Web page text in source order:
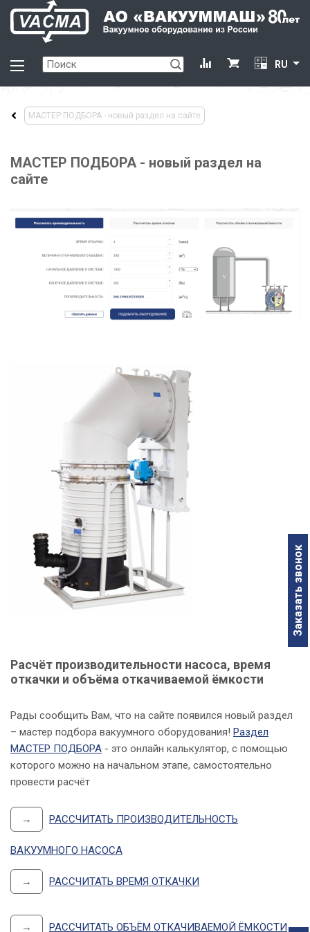
Заказать звонок
RU
МАСТЕР ПОДБОРА - новый раздел на сайте
МАСТЕР ПОДБОРА - новый раздел на
сайте
Расчёт производительности насоса, время
откачки и объёма откачиваемой ёмкости
Рады сообщить Вам, что на сайте появился новый раздел
– мастер подбора вакуумного оборудования! Раздел
МАСТЕР ПОДБОРА - это онлайн калькулятор, с помощью
которого можно на начальном этапе, самостоятельно
провести расчёт
→ РАССЧИТАТЬ ПРОИЗВОДИТЕЛЬНОСТЬ
ВАКУУМНОГО НАСОСА
→ РАССЧИТАТЬ ВРЕМЯ ОТКАЧКИ
→ РАССЧИТАТЬ ОБЪЁМ ОТКАЧИВАЕМОЙ ЁМКОСТИ